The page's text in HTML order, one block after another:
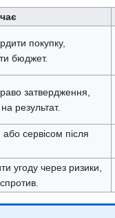
покупку,
бюджет.
затвердження,
результат.
сервісом після
угоду через ризики,